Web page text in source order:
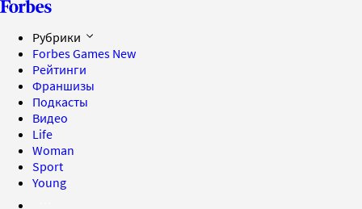
Рубрики
Forbes Games New
Рейтинги
Франшизы
Подкасты
Видео
Life
Woman
Sport
Young